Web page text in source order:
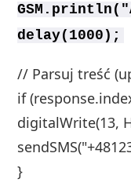
delay(1000);
// Parsuj treść
if
digitalWrite(13,
}